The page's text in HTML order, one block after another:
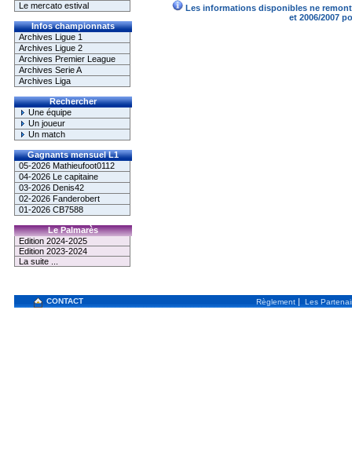
Le mercato estival
Infos championnats
Archives Ligue 1
Archives Ligue 2
Archives Premier League
Archives Serie A
Archives Liga
Rechercher
Une équipe
Un joueur
Un match
Gagnants mensuel L1
05-2026 Mathieufoot0112
04-2026 Le capitaine
03-2026 Denis42
02-2026 Fanderobert
01-2026 CB7588
Le Palmarès
Edition 2024-2025
Edition 2023-2024
La suite ...
Les informations disponibles ne
et 2006/2007
CONTACT Règlement | Les